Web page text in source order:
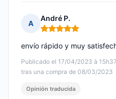
A
André P.
Nota: 5 de 5
Publicado el 17/04/2023 à 15h37
tras una compra de 08/03/2023
envío rápido y muy
Opinión traducida